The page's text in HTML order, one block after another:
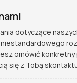
dotyczące
omówić konkretny
się z Tobą